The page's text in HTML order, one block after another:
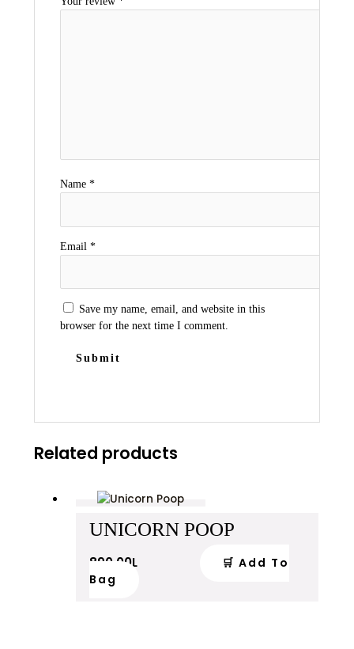
Name *
Email *
Save my name, email, and website in this
browser for the next time I comment.
Related products
UNICORN POOP
890.00L
🛒 Add To
Bag